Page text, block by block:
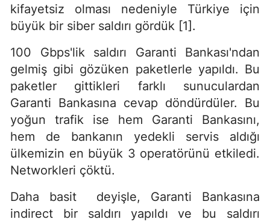
kifayetsiz olması nedeniyle Türkiye için
büyük bir siber saldırı gördük [1].
100 Gbps'lik saldırı Garanti Bankası'ndan
gelmiş gibi gözüken paketlerle yapıldı. Bu
paketler gittikleri farklı sunuculardan
Garanti Bankasına cevap döndürdüler. Bu
yoğun trafik ise hem Garanti Bankasını,
hem de bankanın yedekli servis aldığı
ülkemizin en büyük 3 operatörünü etkiledi.
Networkleri çöktü.
Daha basit deyişle, Garanti Bankasına
indirect bir saldırı yapıldı ve bu saldırı